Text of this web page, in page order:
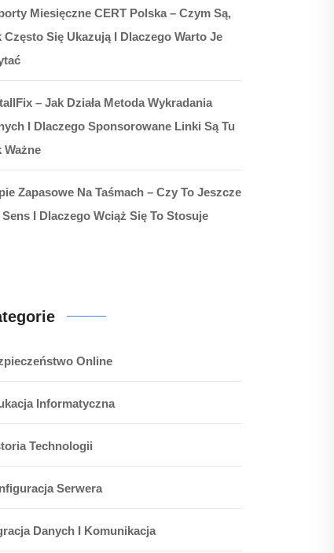
Miesięczne CERT Polska – Czym Są,
Często Się Ukazują I Dlaczego Warto Je
– Jak Działa Metoda Wykradania
I Dlaczego Sponsorowane Linki Są Tu
Ważne
Zapasowe Na Taśmach – Czy To Jeszcze
Sens I Dlaczego Wciąż Się To Stosuje
Online
Informatyczna
Technologii
Serwera
Danych I Komunikacja